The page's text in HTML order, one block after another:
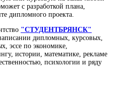
с разработкой плана,
дипломного проекта.
"СТУДЕНТБРЯНСК"
дипломных, курсовых,
эссе по экономике,
истории, математике, рекламе
психологии и ряду